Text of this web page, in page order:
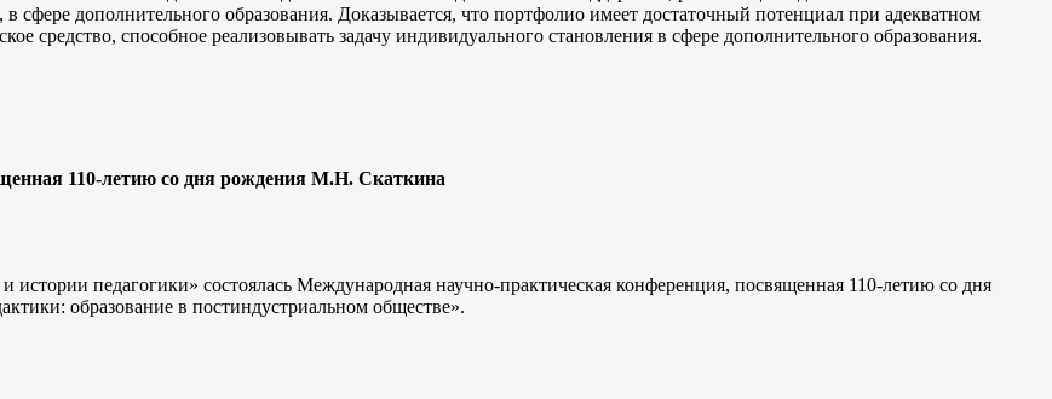
сфере дополнительного образования. Доказывается, что портфолио имеет достаточный потенциал при адекватном
средство, способное реализовывать задачу индивидуального становления в сфере дополнительного образования.
110-летию со дня рождения М.Н. Скаткина
педагогики» состоялась Международная научно-практическая конференция, посвященная 110-летию со дня
образование в постиндустриальном обществе».